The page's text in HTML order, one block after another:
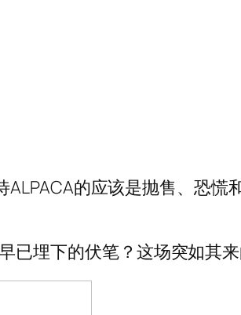
的应该是抛售、恐慌
已埋下的伏笔？这场突如其